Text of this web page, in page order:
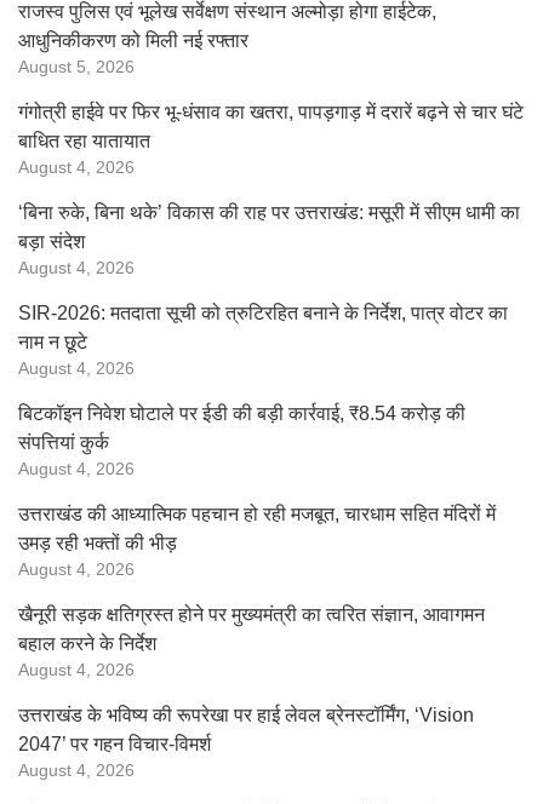
राजस्व पुलिस एवं भूलेख सर्वेक्षण संस्थान अल्मोड़ा होगा हाईटेक,
आधुनिकीकरण को मिली नई रफ्तार
August 5, 2026
गंगोत्री हाईवे पर फिर भू-धंसाव का खतरा, पापड़गाड़ में दरारें बढ़ने से चार घंटे
बाधित रहा यातायात
August 4, 2026
‘बिना रुके, बिना थके’ विकास की राह पर उत्तराखंड: मसूरी में सीएम धामी का
बड़ा संदेश
August 4, 2026
SIR-2026: मतदाता सूची को त्रुटिरहित बनाने के निर्देश, पात्र वोटर का
नाम न छूटे
August 4, 2026
बिटकॉइन निवेश घोटाले पर ईडी की बड़ी कार्रवाई, ₹8.54 करोड़ की
संपत्तियां कुर्क
August 4, 2026
उत्तराखंड की आध्यात्मिक पहचान हो रही मजबूत, चारधाम सहित मंदिरों में
उमड़ रही भक्तों की भीड़
August 4, 2026
खैनूरी सड़क क्षतिग्रस्त होने पर मुख्यमंत्री का त्वरित संज्ञान, आवागमन
बहाल करने के निर्देश
August 4, 2026
उत्तराखंड के भविष्य की रूपरेखा पर हाई लेवल ब्रेनस्टॉर्मिंग, ‘Vision
2047’ पर गहन विचार-विमर्श
August 4, 2026